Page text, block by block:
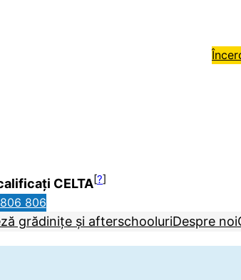
CELTA[?]
806
grădinițe și afterschooluriDespre noi